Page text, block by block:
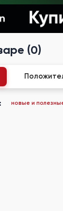
(0)
новые и